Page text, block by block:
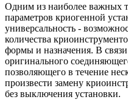
Одним из наиболее важных
параметров криогенной
универсальность -
количества
формы и назначения. В
оригинального
позволяющего в течение
произвести замену
без выключения установки.